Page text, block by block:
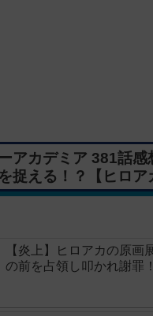
アカデミア 381話
捉える！？【ヒロア
【炎上】ヒロアカの原
の前を占領し叩かれ謝罪